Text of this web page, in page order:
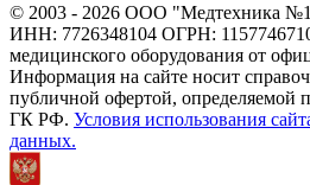
© 2003 - 2026 ООО "Медтехника
ИНН: 7726348104 ОГРН:
медицинского оборудования от
Информация на сайте носит
публичной офертой, определяемой
ГК РФ. Условия использования
данных.